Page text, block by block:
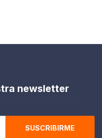
newsletter
SUSCRIBIRME